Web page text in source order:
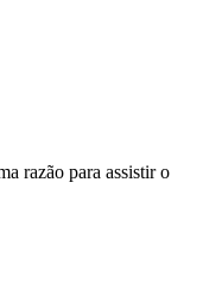
razão para assistir o